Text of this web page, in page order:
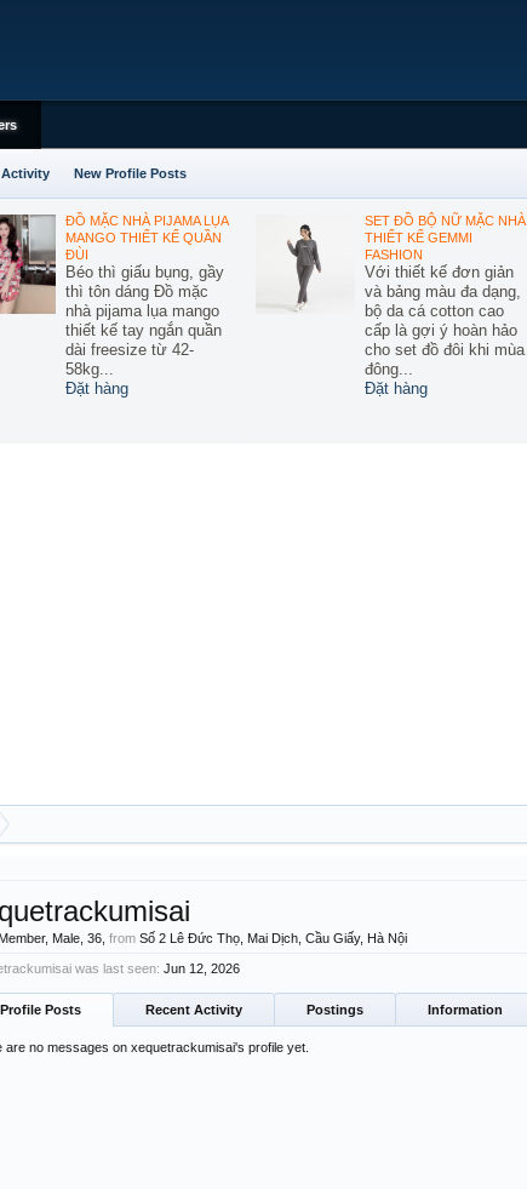
ĐỒ MẶC NHÀ PIJAMA LỤA
MANGO THIẾT KẾ QUẦN
ĐÙI
Béo thì giấu bụng, gầy
thì tôn dáng Đồ mặc
nhà pijama lụa mango
thiết kế tay ngắn quần
dài freesize từ 42-
58kg...
Đặt hàng
SET ĐỒ BỘ NỮ MẶC NHÀ
THIẾT KẾ GEMMI
FASHION
Với thiết kế đơn giản
và bảng màu đa dạng,
bộ da cá cotton cao
cấp là gợi ý hoàn hảo
cho set đồ đôi khi mùa
đông...
Đặt hàng
, Male, 36, from Số 2 Lê Đức Thọ, Mai Dịch, Cầu Giấy, Hà Nội
was last seen: Jun 12, 2026
Profile Posts Recent Activity Postings Information
are no messages on xequetrackumisai's profile yet.
Activity New Profile Posts